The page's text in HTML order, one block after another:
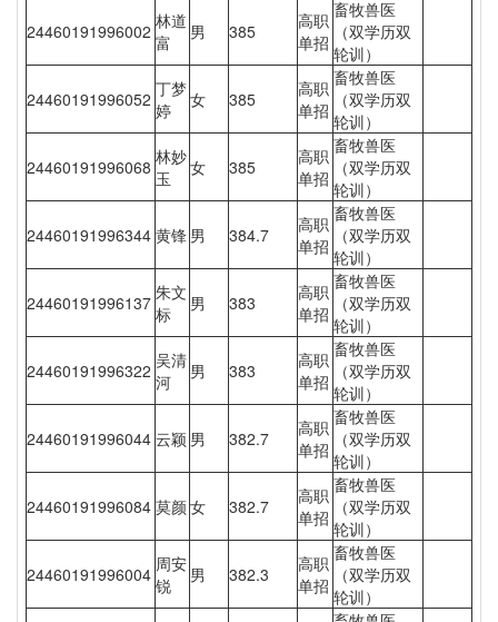
24460191996002 林道
富
男 385
高职
单招
畜牧兽医
（双学历双
轮训）
24460191996052 丁梦
婷
女 385
高职
单招
畜牧兽医
（双学历双
轮训）
24460191996068 林妙
玉
女 385
高职
单招
畜牧兽医
（双学历双
轮训）
24460191996344 黄锋 男 384.7
高职
单招
畜牧兽医
（双学历双
轮训）
24460191996137 朱文
标
男 383
高职
单招
畜牧兽医
（双学历双
轮训）
24460191996322 吴清
河
男 383
高职
单招
畜牧兽医
（双学历双
轮训）
24460191996044 云颖 男 382.7
高职
单招
畜牧兽医
（双学历双
轮训）
24460191996084 莫颜女 382.7
高职
单招
畜牧兽医
（双学历双
轮训）
24460191996004 周安
锐
男 382.3
高职
单招
畜牧兽医
（双学历双
轮训）